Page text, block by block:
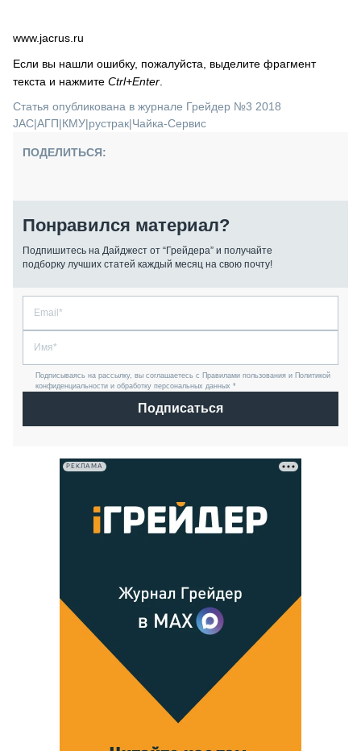
www.jacrus.ru
Если вы нашли ошибку, пожалуйста, выделите фрагмент
текста и нажмите Ctrl+Enter
Статья опубликована в журнале Грейдер №3 2018
JAC|АГП|КМУ|рустрак|Чайка-Сервис
ПОДЕЛИТЬСЯ:
Понравился материал?
Подпишитесь на Дайджест от “Грейдера” и получайте
подборку лучших статей каждый месяц на свою почту!
Подписываясь на рассылку, вы соглашаетесь с Правилами пользования и Политикой
конфиденциальности и обработку персональных данных *
Подписаться
РЕКЛАМА